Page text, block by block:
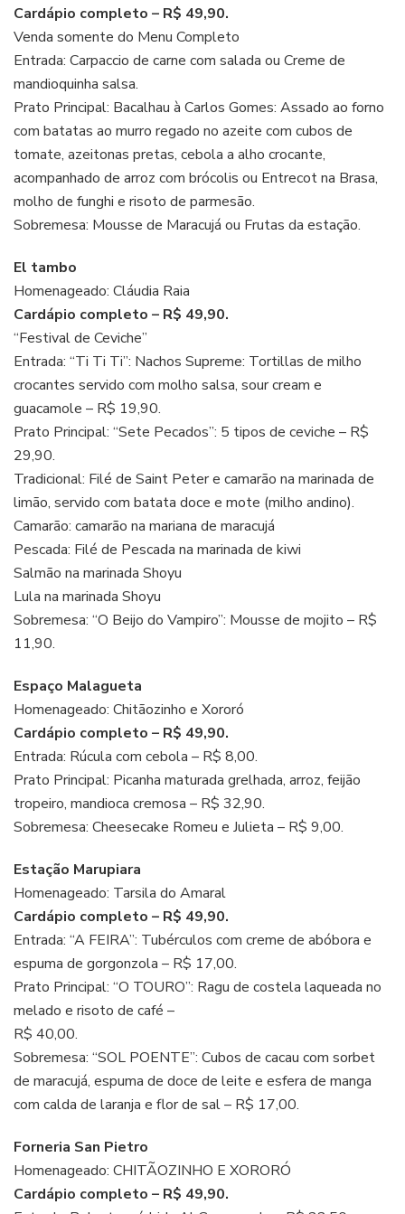
Cardápio completo – R$ 49,90.
Venda somente do Menu Completo
Entrada: Carpaccio de carne com salada ou Creme de
mandioquinha salsa.
Prato Principal: Bacalhau à Carlos Gomes: Assado ao forno
com batatas ao murro regado no azeite com cubos de
tomate, azeitonas pretas, cebola a alho crocante,
acompanhado de arroz com brócolis ou Entrecot na Brasa,
molho de funghi e risoto de parmesão.
Sobremesa: Mousse de Maracujá ou Frutas da estação.
El tambo
Homenageado: Cláudia Raia
Cardápio completo – R$ 49,90.
“Festival de Ceviche”
Entrada: “Ti Ti Ti”: Nachos Supreme: Tortillas de milho
crocantes servido com molho salsa, sour cream e
guacamole – R$ 19,90.
Prato Principal: “Sete Pecados”: 5 tipos de ceviche – R$
29,90.
Tradicional: Filé de Saint Peter e camarão na marinada de
limão, servido com batata doce e mote (milho andino).
Camarão: camarão na mariana de maracujá
Pescada: Filé de Pescada na marinada de kiwi
Salmão na marinada Shoyu
Lula na marinada Shoyu
Sobremesa: “O Beijo do Vampiro”: Mousse de mojito – R$
11,90.
Espaço Malagueta
Homenageado: Chitãozinho e Xororó
Cardápio completo – R$ 49,90.
Entrada: Rúcula com cebola – R$ 8,00.
Prato Principal: Picanha maturada grelhada, arroz, feijão
tropeiro, mandioca cremosa – R$ 32,90.
Sobremesa: Cheesecake Romeu e Julieta – R$ 9,00.
Estação Marupiara
Homenageado: Tarsila do Amaral
Cardápio completo – R$ 49,90.
Entrada: “A FEIRA”: Tubérculos com creme de abóbora e
espuma de gorgonzola – R$ 17,00.
Prato Principal: “O TOURO”: Ragu de costela laqueada no
melado e risoto de café –
R$ 40,00.
Sobremesa: “SOL POENTE”: Cubos de cacau com sorbet
de maracujá, espuma de doce de leite e esfera de manga
com calda de laranja e flor de sal – R$ 17,00.
Forneria San Pietro
Homenageado: CHITÃOZINHO E XORORÓ
Cardápio completo – R$ 49,90.